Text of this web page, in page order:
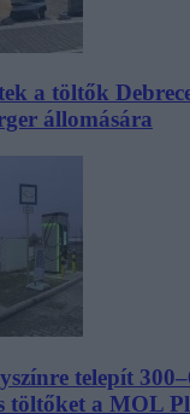
a töltők
állomására
telepít
töltőket a MOL